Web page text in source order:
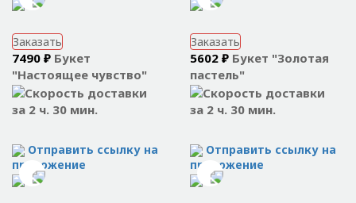
Заказать
7490 ₽ Букет
"Настоящее чувство"
за 2 ч. 30 мин.
Отправить ссылку на
приложение
Заказать
5602 ₽ Букет "Золотая
пастель"
за 2 ч. 30 мин.
Отправить ссылку на
приложение